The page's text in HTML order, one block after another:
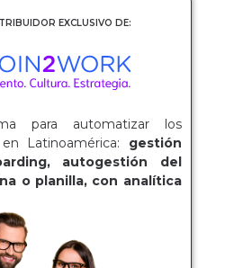
EXCLUSIVO DE:
para automatizar los
Latinoamérica: gestión
autogestión del
o planilla, con analítica